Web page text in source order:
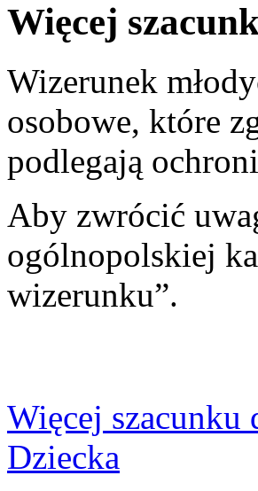
Więcej
Wizerunek
osobowe, które
podlegają
Aby zwrócić
ogólnopolskiej
wizerunku”.
Więcej szacunku
Dziecka